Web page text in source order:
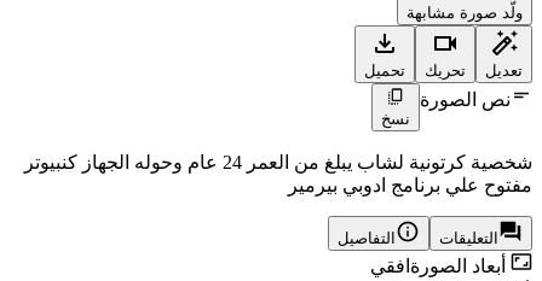
ولّد صورة مشابهة
تعديل تحريك تحميل
نص الصورة
نسخ
شخصية كرتونية لشاب يبلغ من العمر 24 عام وحوله الجهاز كنبيوتر
مفتوح علي برنامج ادوبي بيرمير
التعليقات التفاصيل
أبعاد الصورة افقي